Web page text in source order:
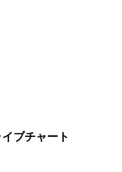
ブチャート